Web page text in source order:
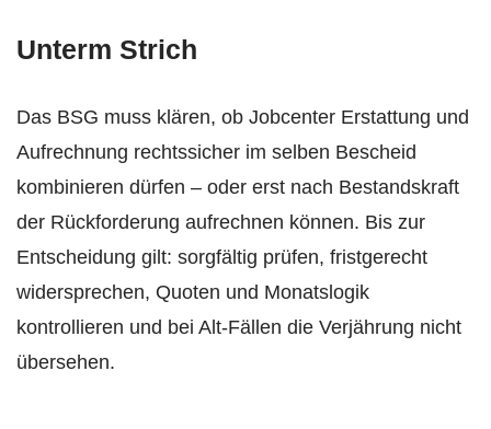
Unterm Strich
Das BSG muss klären, ob Jobcenter Erstattung und
Aufrechnung rechtssicher im selben Bescheid
kombinieren dürfen – oder erst nach Bestandskraft
der Rückforderung aufrechnen können. Bis zur
Entscheidung gilt: sorgfältig prüfen, fristgerecht
widersprechen, Quoten und Monatslogik
kontrollieren und bei Alt-Fällen die Verjährung nicht
übersehen.